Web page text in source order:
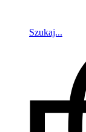
Szukaj...